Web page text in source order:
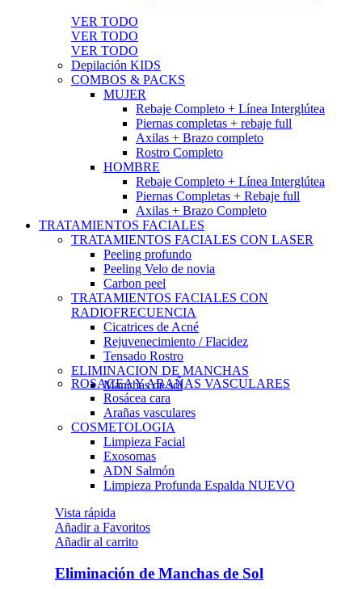
VER TODO
VER TODO
VER TODO
Depilación KIDS
COMBOS & PACKS
MUJER
Rebaje Completo + Línea Interglútea
Piernas completas + rebaje full
Axilas + Brazo completo
Rostro Completo
HOMBRE
Rebaje Completo + Línea Interglútea
Piernas Completas + Rebaje full
Axilas + Brazo Completo
TRATAMIENTOS FACIALES
TRATAMIENTOS FACIALES CON LASER
Peeling profundo
Peeling Velo de novia
Carbon peel
TRATAMIENTOS FACIALES CON
RADIOFRECUENCIA
Cicatrices de Acné
Rejuvenecimiento / Flacidez
Tensado Rostro
ELIMINACION DE MANCHAS
Manchas de sol
ROSACEA Y ARAÑAS VASCULARES
Rosácea cara
Arañas vasculares
COSMETOLOGIA
Limpieza Facial
Exosomas
ADN Salmón
Limpieza Profunda Espalda NUEVO
Vista rápida
Añadir a Favoritos
Añadir al carrito
Eliminación de Manchas de Sol